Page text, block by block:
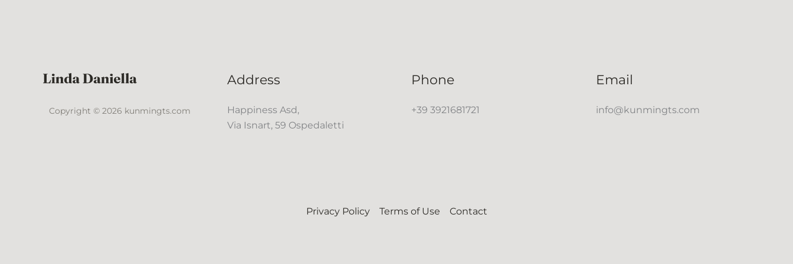
Copyright © 2026 kunmingts.com
Address
Happiness Asd,
Via Isnart, 59 Ospedaletti
Phone
+39 3921681721
Email
info@kunmingts.com
Privacy Policy Terms of Use Contact